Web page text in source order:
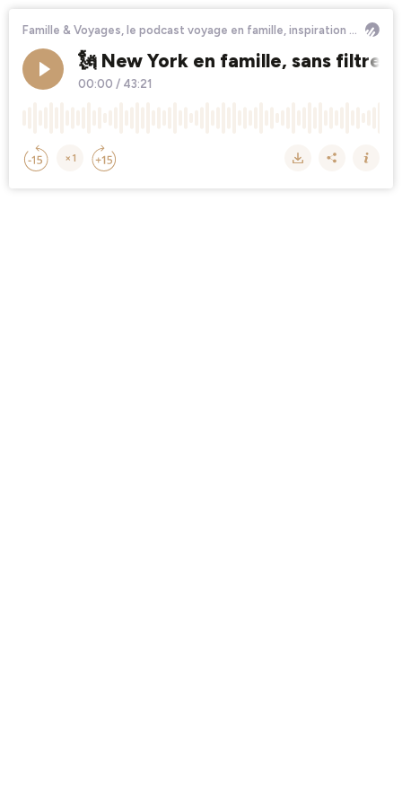
Famille & Voyages, le podcast voyage en famille, inspiration pour vos prochaines vacances
🗽 New York en famille, sans filtre
00:00 / 43:21
×1